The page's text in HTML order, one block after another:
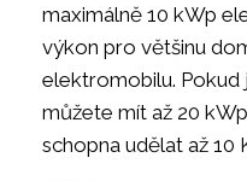
maximálně 10 kWp
výkon pro většinu
elektromobilu. Pokud
můžete mít až 20
schopna udělat až 10